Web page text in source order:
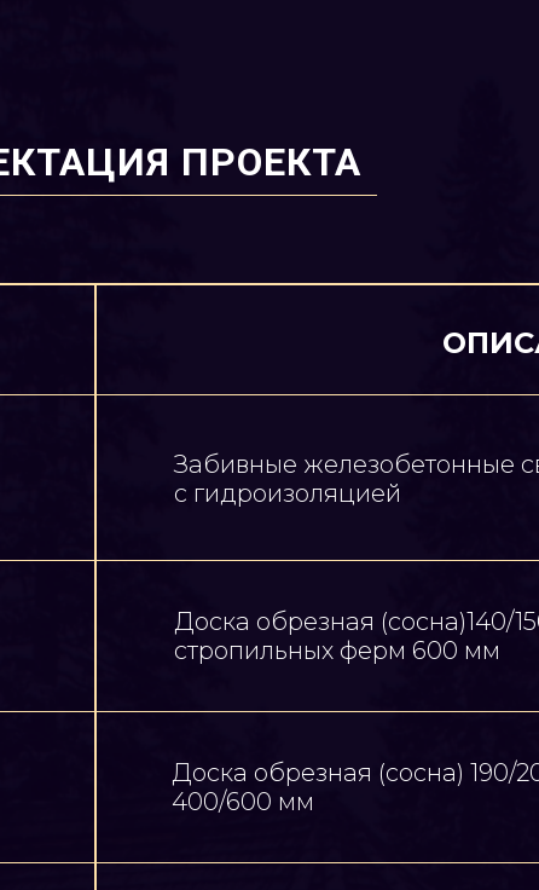
ПРОЕКТА
Забивные железобетонные
с гидроизоляцией
Доска обрезная (сосна) 190/
400/600 мм
Доска обрезная (сосна)140/
стропильных ферм 600 мм